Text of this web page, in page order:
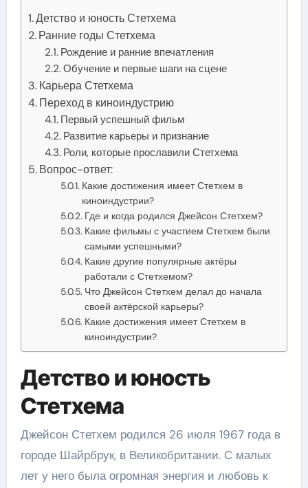
Детство и юность Стетхема
Ранние годы Стетхема
Рождение и ранние впечатления
Обучение и первые шаги на сцене
Карьера Стетхема
Переход в киноиндустрию
Первый успешный фильм
Развитие карьеры и признание
Роли, которые прославили Стетхема
Вопрос-ответ:
Какие достижения имеет Стетхем в
киноиндустрии?
Где и когда родился Джейсон Стетхем?
Какие фильмы с участием Стетхем были
самыми успешными?
Какие другие популярные актёры
работали с Стетхемом?
Что Джейсон Стетхем делал до начала
своей актёрской карьеры?
Какие достижения имеет Стетхем в
киноиндустрии?
Детство и юность
Стетхема
Джейсон Стетхем родился 26 июля 1967 года в
городе Шайрбрук, в Великобритании. С малых
лет у него была огромная энергия и любовь к